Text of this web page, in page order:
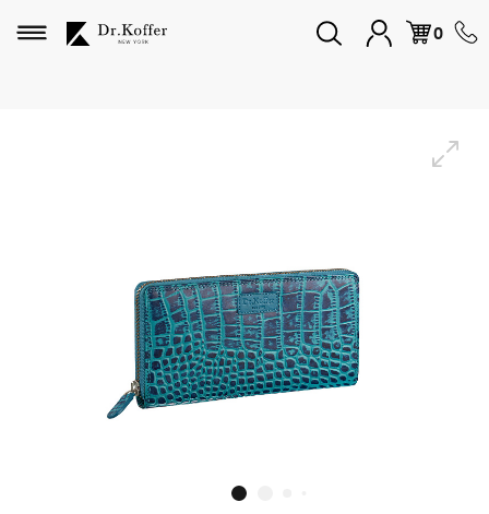
0
Избранное
Женская коллекция
Подарки и сувениры
Подарочные карты
Dr.Koffer Outlet